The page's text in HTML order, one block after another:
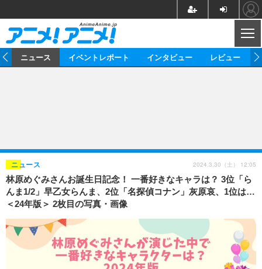
ゲーム グッズ
イベント
海外イベント ビジネス
俳優・タレント アーティスト
ビジネス
アニメ 実写
書評
ゲーム 座談会
動画
アニメ
アニメ！アニメ！TV ABEMA Cafe
連載・コラム
ニュース イベントレポート インタビュー レビュー
林原めぐみさんお誕生日記念！ 一番好きなキャラは？ 3位「ら
んま1/2」早乙女らんま、2位「名探偵コナン」灰原哀、1位は…
＜24年版＞ 2枚目の写真・画像
ニュース 2024.3.30（土） 12:05